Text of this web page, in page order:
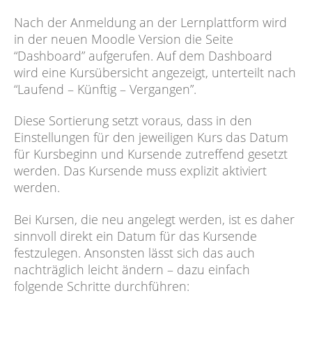
Nach der Anmeldung an der Lernplattform wird
in der neuen Moodle Version die Seite
“Dashboard” aufgerufen. Auf dem Dashboard
wird eine Kursübersicht angezeigt, unterteilt nach
“Laufend – Künftig – Vergangen”.
Diese Sortierung setzt voraus, dass in den
Einstellungen für den jeweiligen Kurs das Datum
für Kursbeginn und Kursende zutreffend gesetzt
werden. Das Kursende muss explizit aktiviert
werden.
Bei Kursen, die neu angelegt werden, ist es daher
sinnvoll direkt ein Datum für das Kursende
festzulegen. Ansonsten lässt sich das auch
nachträglich leicht ändern – dazu einfach
folgende Schritte durchführen: